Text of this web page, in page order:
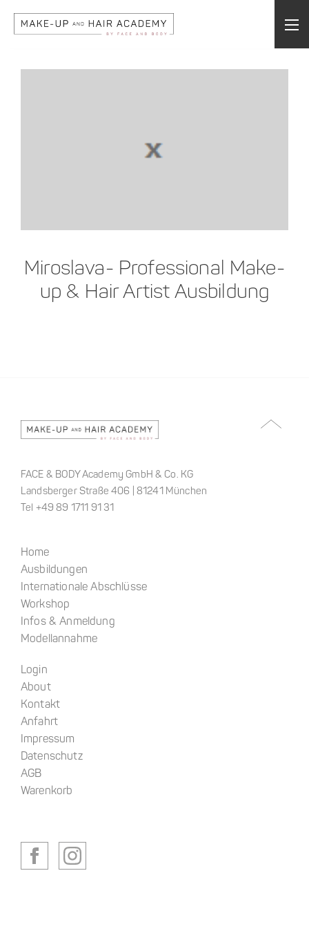
Miroslava- Professional Make-
up & Hair Artist Ausbildung
FACE & BODY Academy GmbH & Co. KG
Landsberger Straße 406 | 81241 München
Tel +49 89 1711 91 31
Home
Ausbildungen
Internationale Abschlüsse
Workshop
Infos & Anmeldung
Modellannahme
Login
About
Kontakt
Anfahrt
Impressum
Datenschutz
AGB
Warenkorb